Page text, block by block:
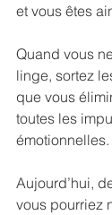
et vous êtes
Quand vous
linge, sortez
que vous
toutes les
émotionnelles.
Aujourd’hui,
vous pourriez